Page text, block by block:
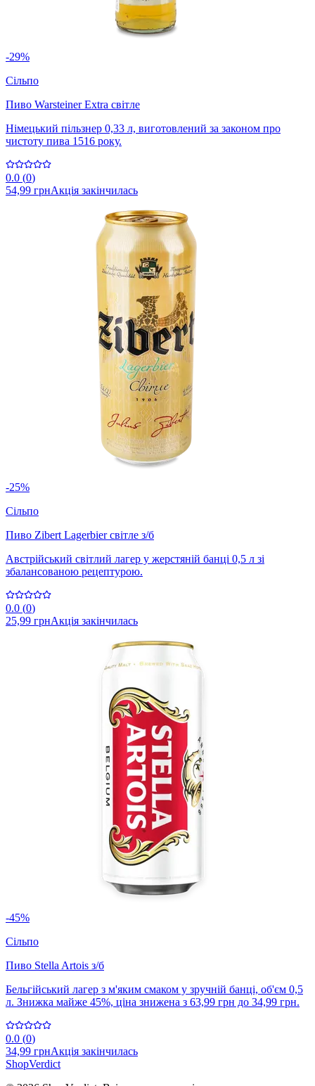
-29%
Сільпо
Пиво Warsteiner Extra світле
Німецький пільзнер 0,33 л, виготовлений за законом про
чистоту пива 1516 року.
0.0 (0)
54,99 грнАкція закінчилась
-25%
Сільпо
Пиво Zibert Lagerbier світле з/б
Австрійський світлий лагер у жерстяній банці 0,5 л зі
збалансованою рецептурою.
0.0 (0)
25,99 грнАкція закінчилась
-45%
Сільпо
Пиво Stella Artois з/б
Бельгійський лагер з м'яким смаком у зручній банці, об'єм 0,5
л. Знижка майже 45%, ціна знижена з 63,99 грн до 34,99 грн.
0.0 (0)
34,99 грнАкція закінчилась
ShopVerdict